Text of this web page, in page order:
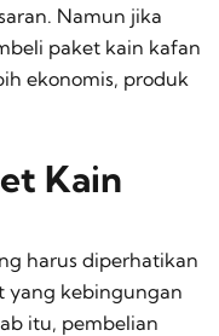
Namun jika
paket kain kafan
ekonomis, produk
Kain
harus diperhatikan
yang kebingungan
itu, pembelian